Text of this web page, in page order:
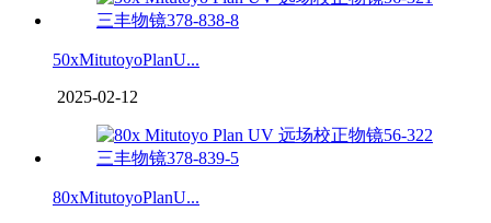
50xMitutoyoPlanU...
2025-02-12
80xMitutoyoPlanU...